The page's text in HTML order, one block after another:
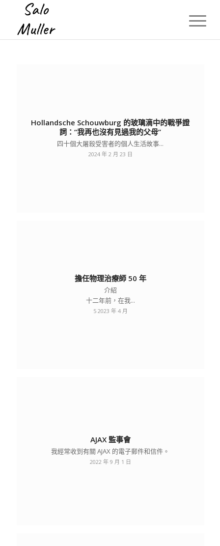
Hollandsche Schouwburg 的玻璃滴中的戰爭證
詞：“我再也沒有見過我的父母”
四十個大屠殺受害者的個人生活故事...
2024 年 2 月 23 日
擔任物理治療師 50 年
介紹
十二年前，在我...
5 2023 年 4 月
AJAX 監事會
我經常收到有關 AJAX 的電子郵件和信件。
2022 年 9 月 1 日